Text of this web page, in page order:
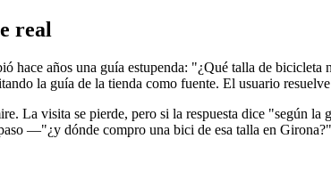
real
hace años una guía estupenda: "¿Qué talla de
la guía de la tienda como fuente. El usuario
La visita se pierde, pero si la respuesta dice "según
—"¿y dónde compro una bici de esa talla en